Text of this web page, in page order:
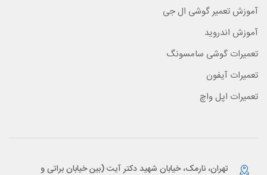
آموزش تعمیر گوشی ال جی
آموزش اندروید
تعمیرات گوشی سامسونگ
تعمیرات آیفون
تعمیرات اپل واچ
تهران، نارمک، خیابان شهید دکتر آیت (بین خیابان براتی و